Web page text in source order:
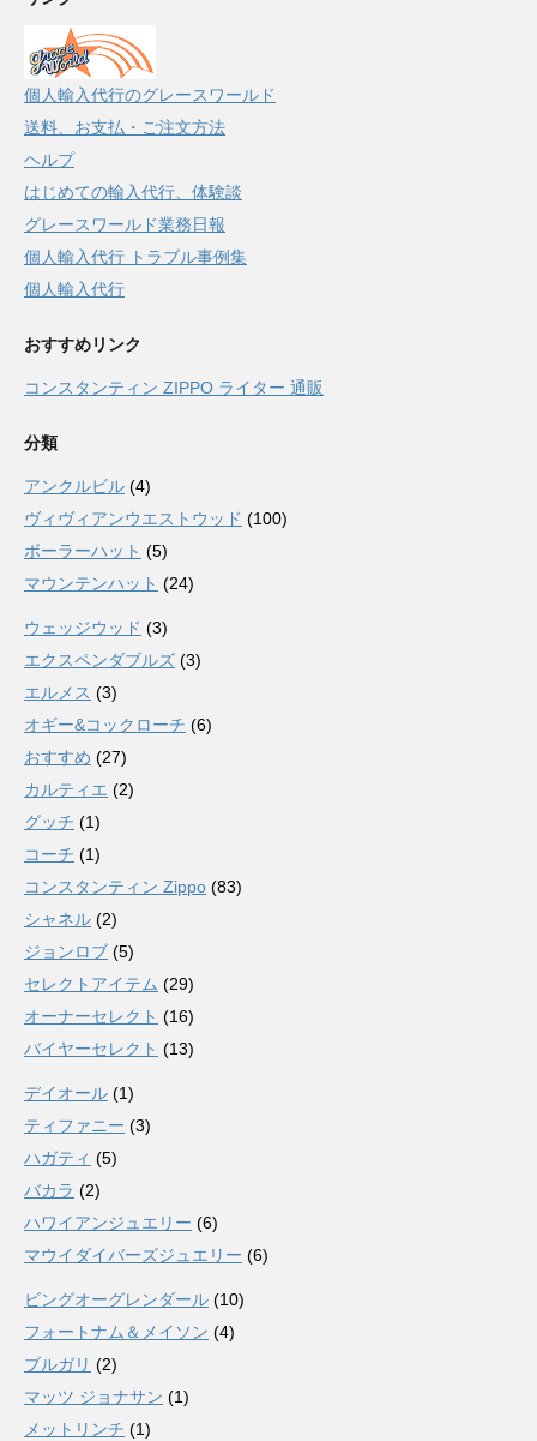
個人輸入代行のグレースワールド
送料、お支払・ご注文方法
ヘルプ
はじめての輸入代行、体験談
グレースワールド業務日報
個人輸入代行 トラブル事例集
個人輸入代行
おすすめリンク
コンスタンティン ZIPPO ライター 通販
分類
アンクルビル (4)
ヴィヴィアンウエストウッド (100)
ボーラーハット (5)
マウンテンハット (24)
ウェッジウッド (3)
エクスペンダブルズ (3)
エルメス (3)
オギー&コックローチ (6)
おすすめ (27)
カルティエ (2)
グッチ (1)
コーチ (1)
コンスタンティン Zippo (83)
シャネル (2)
ジョンロブ (5)
セレクトアイテム (29)
オーナーセレクト (16)
バイヤーセレクト (13)
デイオール (1)
ティファニー (3)
ハガティ (5)
バカラ (2)
ハワイアンジュエリー (6)
マウイダイバーズジュエリー (6)
ビングオーグレンダール (10)
フォートナム＆メイソン (4)
ブルガリ (2)
マッツ ジョナサン (1)
メットリンチ (1)